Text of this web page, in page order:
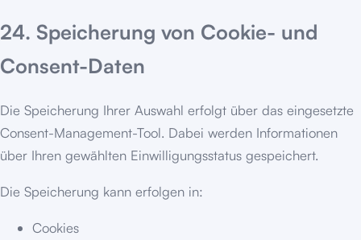
24. Speicherung von Cookie- und
Consent-Daten
Die Speicherung Ihrer Auswahl erfolgt über das eingesetzte
Consent-Management-Tool. Dabei werden Informationen
über Ihren gewählten Einwilligungsstatus gespeichert.
Die Speicherung kann erfolgen in:
Cookies